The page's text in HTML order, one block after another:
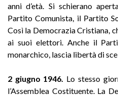
anni d’età. Si schierano
Partito Comunista, il Partito
Così la Democrazia Cristiana,
ai suoi elettori. Anche il
monarchico, lascia libertà di
2 giugno 1946. Lo stesso
l’Assemblea Costituente. La